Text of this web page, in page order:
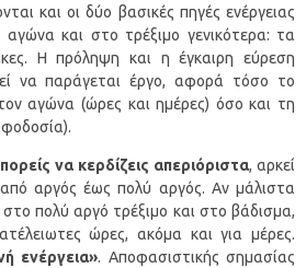
και οι δύο βασικές πηγές ενέργειας
αγώνα και στο τρέξιμο γενικότερα: τα
Η πρόληψη και η έγκαιρη εύρεση
να παράγεται έργο, αφορά τόσο το
αγώνα (ώρες και ημέρες) όσο και τη
να κερδίζεις απεριόριστα, αρκεί
αργός έως πολύ αργός. Αν μάλιστα
πολύ αργό τρέξιμο και στο βάδισμα,
ώρες, ακόμα και για μέρες.
ενέργεια». Αποφασιστικής σημασίας